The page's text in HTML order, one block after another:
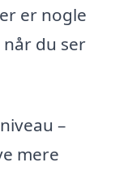
er nogle
du ser
–
mere